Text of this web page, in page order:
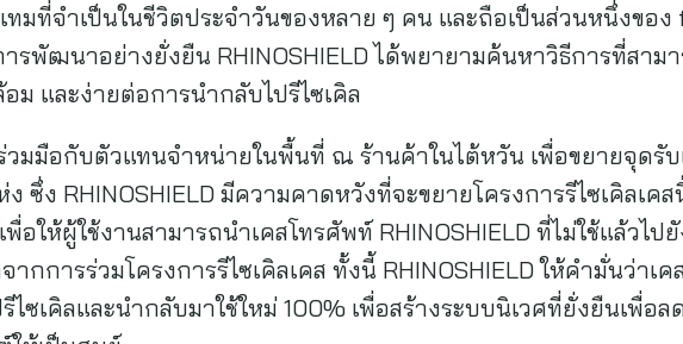
ทมที่จำเป็นในชีวิตประจำวันของหลาย ๆ คน และถือเป็นส่วนหนึ่งของ
รพัฒนาอย่างยั่งยืน RHINOSHIELD ได้พยายามค้นหาวิธีการที่สาม
ม และง่ายต่อการนำกลับไปรีไซเคิล
วมมือกับตัวแทนจำหน่ายในพื้นที่ ณ ร้านค้าในไต้หวัน เพื่อขยายจุดรับ
ซึ่ง RHINOSHIELD มีความคาดหวังที่จะขยายโครงการรีไซเคิลเคส
ให้ผู้ใช้งานสามารถนำเคสโทรศัพท์ RHINOSHIELD ที่ไม่ใช้แล้วไป
กการร่วมโครงการรีไซเคิลเคส ทั้งนี้ RHINOSHIELD ให้คำมั่นว่าเค
ซเคิลและนำกลับมาใช้ใหม่ 100% เพื่อสร้างระบบนิเวศที่ยั่งยืนเพื่อล